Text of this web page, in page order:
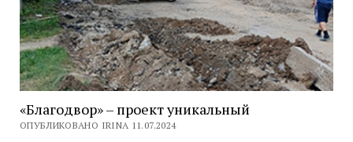
«Благодвор» – проект уникальный
ОПУБЛИКОВАНО IRINA 11.07.2024